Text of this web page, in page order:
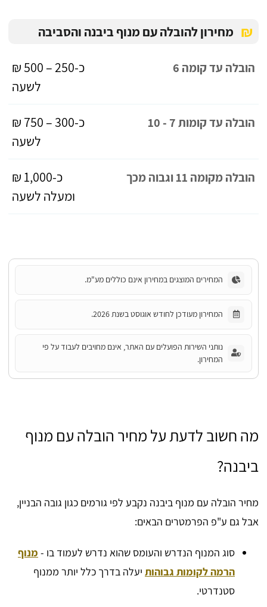
₪ מחירון להובלה עם מנוף ביבנה והסביבה
הובלה עד קומה 6
כ-250 – 500 ₪
לשעה
הובלה עד קומות 7 - 10
כ-300 – 750 ₪
לשעה
הובלה מקומה 11 וגבוה מכך
כ-1,000 ₪
ומעלה לשעה
המחירים המוצגים במחירון אינם כוללים מע"מ.
המחירון מעודכן לחודש אוגוסט בשנת 2026.
נותני השירות הפועלים עם האתר, אינם מחויבים לעבוד על פי
המחירון.
מה חשוב לדעת על מחיר הובלה עם מנוף
ביבנה?
מחיר הובלה עם מנוף ביבנה נקבע לפי גורמים כגון גובה הבניין,
אבל גם ע"פ הפרמטרים הבאים:
סוג המנוף הנדרש והעומס שהוא נדרש לעמוד בו - מנוף
הרמה לקומות גבוהות יעלה בדרך כלל יותר ממנוף
סטנדרטי.